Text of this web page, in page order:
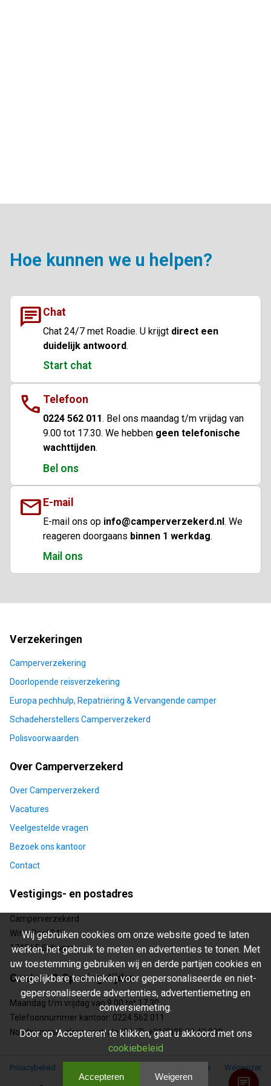
Hoe kunnen we u helpen?
chat Chat
Chat 24/7 met Roadie. U krijgt direct een
duidelijk antwoord.
Start chat
call Telefoon
0224 562 011. Bel ons maandag t/m vrijdag van
9.00 tot 17.30. We hebben geen telefonische
wachttijden.
Bel ons
mail E-mail
E-mail ons op info@camperverzekerd.nl. We
reageren doorgaans binnen 1 werkdag.
Mail ons
Verzekeringen
Camperverzekering
Doorlopende reisverzekering
Europa pechhulp, Repatriëring & Vervangende camper
Schadeherstellers Camperverzekerd
Polisvoorwaarden
Over Camperverzekerd
Over Camperverzekerd
Vacatures
Veelgestelde vragen
Bezoek ons kantoor
Contact
Vestigings- en postadres
Camperverzekerd
Witte Paal 349
1742 LE Schagen
Contact & Openingstijden
Maandag t/m vrijdag van 9.00 tot 17.30
Telefoonnummer kantoor: 0224 562 011
Noodnummer alarmcentrale (24/7): +31(0)85 00 43 008
Beleid
Privacybeleid Cookies Wegwijzer
Wij gebruiken cookies om onze website goed te laten
werken, het gebruik te meten en advertenties te tonen. Met
uw toestemming gebruiken wij en derde partijen cookies en
vergelijkbare technieken voor gepersonaliseerde en niet-
gepersonaliseerde advertenties, advertentiemeting en
conversiemeting.
Door op 'Accepteren' te klikken, gaat u akkoord met ons
cookiebeleid
Accepteren Weigeren